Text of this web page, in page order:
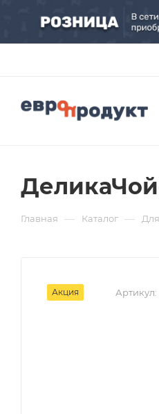
Главная — Каталог —
Акция Артикул: